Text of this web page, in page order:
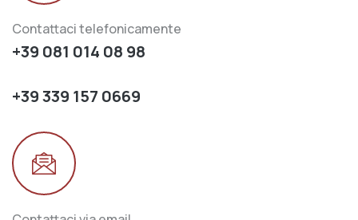
Contattaci telefonicamente
+39 081 014 08 98
+39 339 157 0669